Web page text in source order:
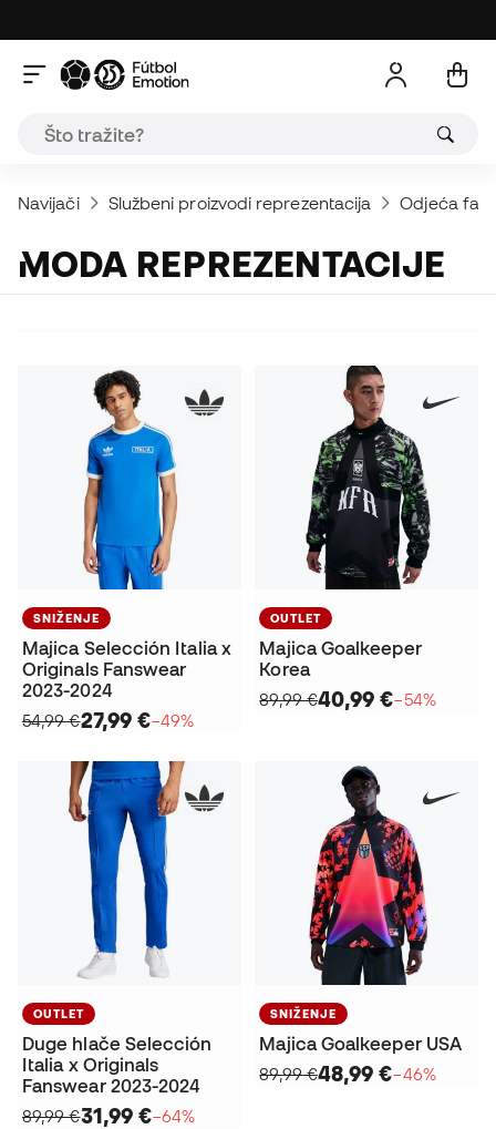
Navijači Službeni proizvodi reprezentacija Odjeća
MODA REPREZENTACIJE
SNIŽENJE
Majica Selección Italia x
Originals Fanswear
2023-2024
54,99 €27,99 €−49%
OUTLET
Majica Goalkeeper
Korea
89,99 €40,99 €−54%
OUTLET
Duge hlače Selección
Italia x Originals
Fanswear 2023-2024
89,99 €31,99 €−64%
SNIŽENJE
Majica Goalkeeper USA
89,99 €48,99 €−46%